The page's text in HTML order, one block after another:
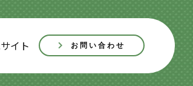
イト お問い合わせ